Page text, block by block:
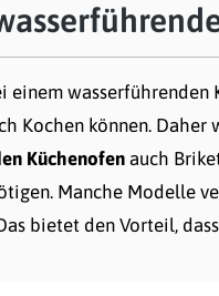
einem wasserführenden
Kochen können.
Küchenofenauch
Manche Modelle
bietet den Vorteil,